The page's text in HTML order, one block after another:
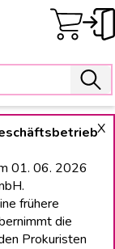
X
01. 06. 2026
frühere
die
Prokuristen